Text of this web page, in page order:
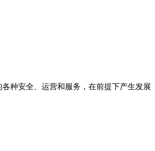
种安全、运营和服务，在前提下产生发展